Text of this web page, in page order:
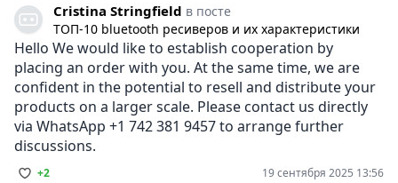
Cristina Stringfield в посте
ТОП-10 bluetooth ресиверов и их характеристики
Hello We would like to establish cooperation by
placing an order with you. At the same time, we are
confident in the potential to resell and distribute your
products on a larger scale. Please contact us directly
via WhatsApp +1 742 381 9457 to arrange further
discussions.
+2 19 сентября 2025 13:56